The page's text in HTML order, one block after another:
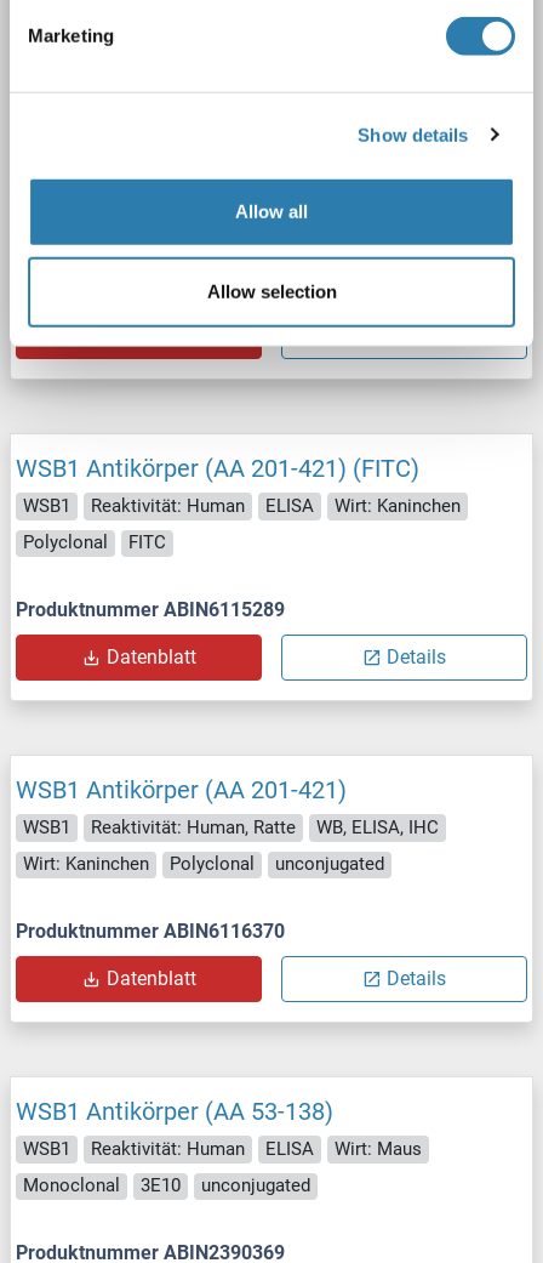
Marketing
Show details
Allow all
Allow selection
Produktnummer ABIN2788992
WSB1 Antikörper (AA 201-421) (FITC)
WSB1 Reaktivität: Human ELISA
Wirt: Kaninchen
Polyclonal
FITC
Produktnummer ABIN6115289
Datenblatt Details
WSB1 Antikörper (AA 201-421)
WSB1 Reaktivität: Human, Ratte
WB, ELISA, IHC
Wirt: Kaninchen
Polyclonal unconjugated
Produktnummer ABIN6116370
Datenblatt Details
WSB1 Antikörper (AA 53-138)
WSB1 Reaktivität: Human ELISA
Wirt: Maus
Monoclonal
3E10 unconjugated
Produktnummer ABIN2390369